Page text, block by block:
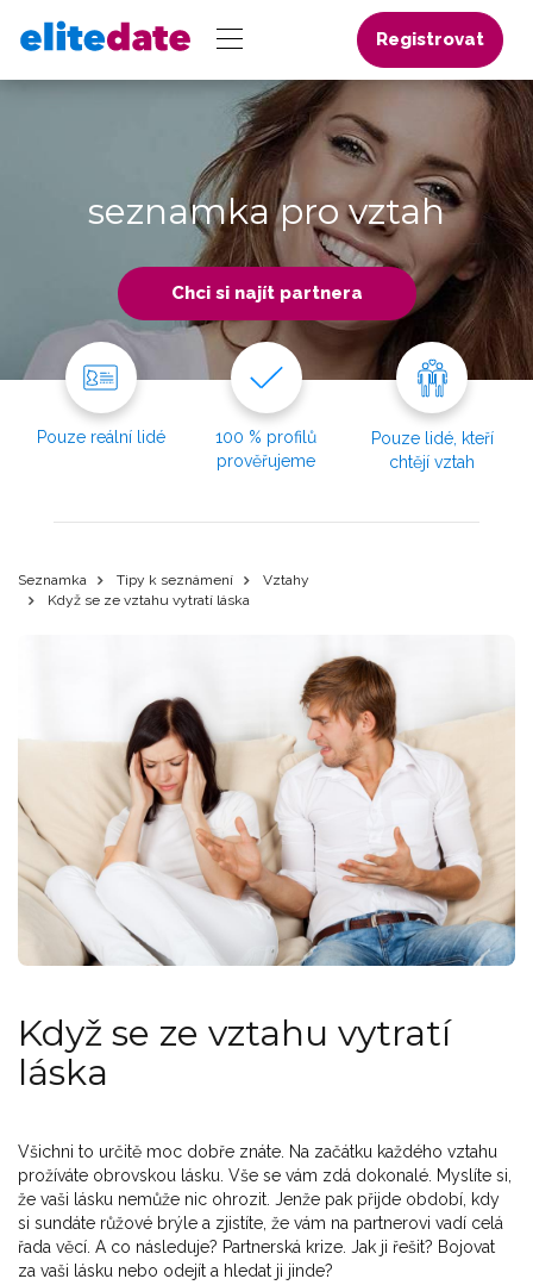
Registrovat
seznamka pro vztah
Chci si najít partnera
Pouze reální lidé
100 % profilů
prověřujeme
Pouze lidé, kteří
chtějí vztah
Seznamka Tipy k seznámení
Vztahy
Když se ze vztahu vytratí láska
Když se ze vztahu vytratí
láska
Všichni to určitě moc dobře znáte. Na začátku každého vztahu
prožíváte obrovskou lásku. Vše se vám zdá dokonalé. Myslíte si,
že vaši lásku nemůže nic ohrozit. Jenže pak přijde období, kdy
si sundáte růžové brýle a zjistíte, že vám na partnerovi vadí celá
řada věcí. A co následuje? Partnerská krize. Jak ji řešit? Bojovat
za vaši lásku nebo odejít a hledat ji jinde?